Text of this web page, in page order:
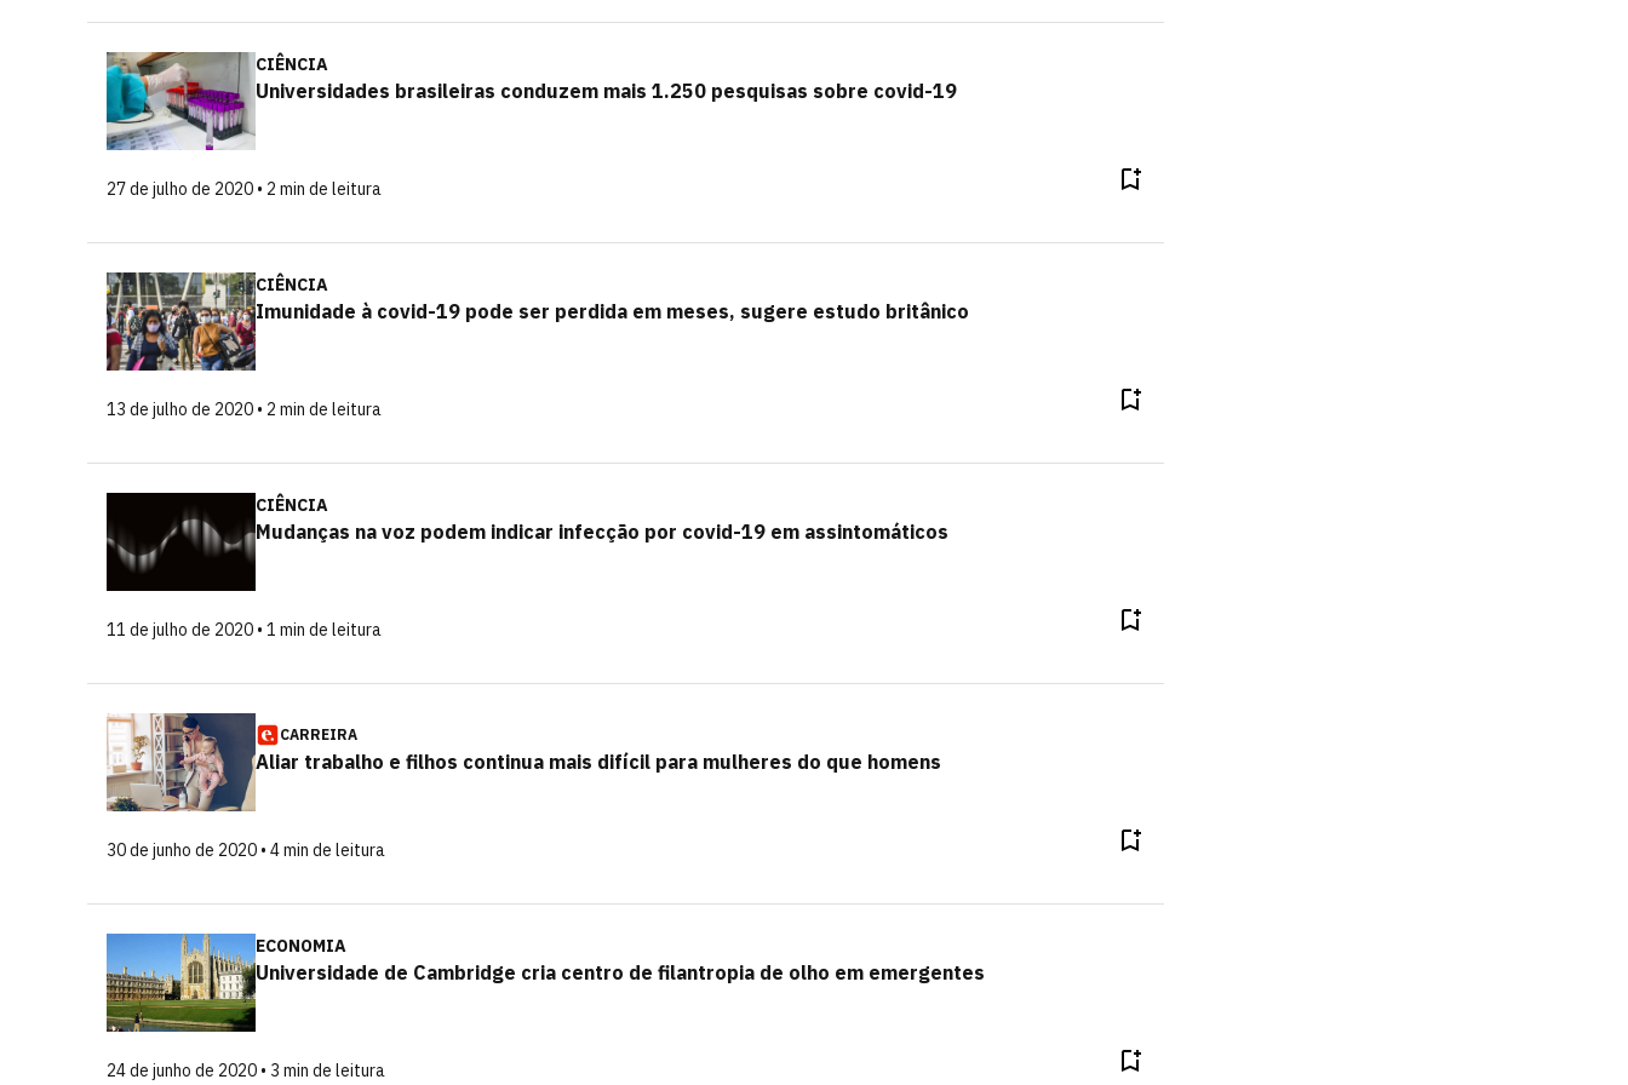
CIÊNCIA
Universidades brasileiras conduzem mais 1.250 pesquisas sobre covid-19
27 de julho de 2020 • 2 min de leitura
CIÊNCIA
Imunidade à covid-19 pode ser perdida em meses, sugere estudo britânico
13 de julho de 2020 • 2 min de leitura
CIÊNCIA
Mudanças na voz podem indicar infecção por covid-19 em assintomáticos
11 de julho de 2020 • 1 min de leitura
CARREIRA
Aliar trabalho e filhos continua mais difícil para mulheres do que homens
30 de junho de 2020 • 4 min de leitura
ECONOMIA
Universidade de Cambridge cria centro de filantropia de olho em emergentes
24 de junho de 2020 • 3 min de leitura